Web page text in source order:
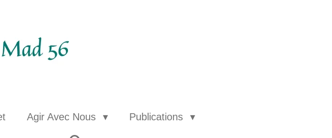
Agir Avec Nous Publications